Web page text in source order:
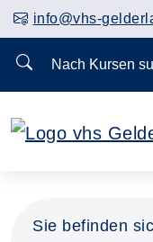
info@vhs-
Nach Kursen
Sie befinden